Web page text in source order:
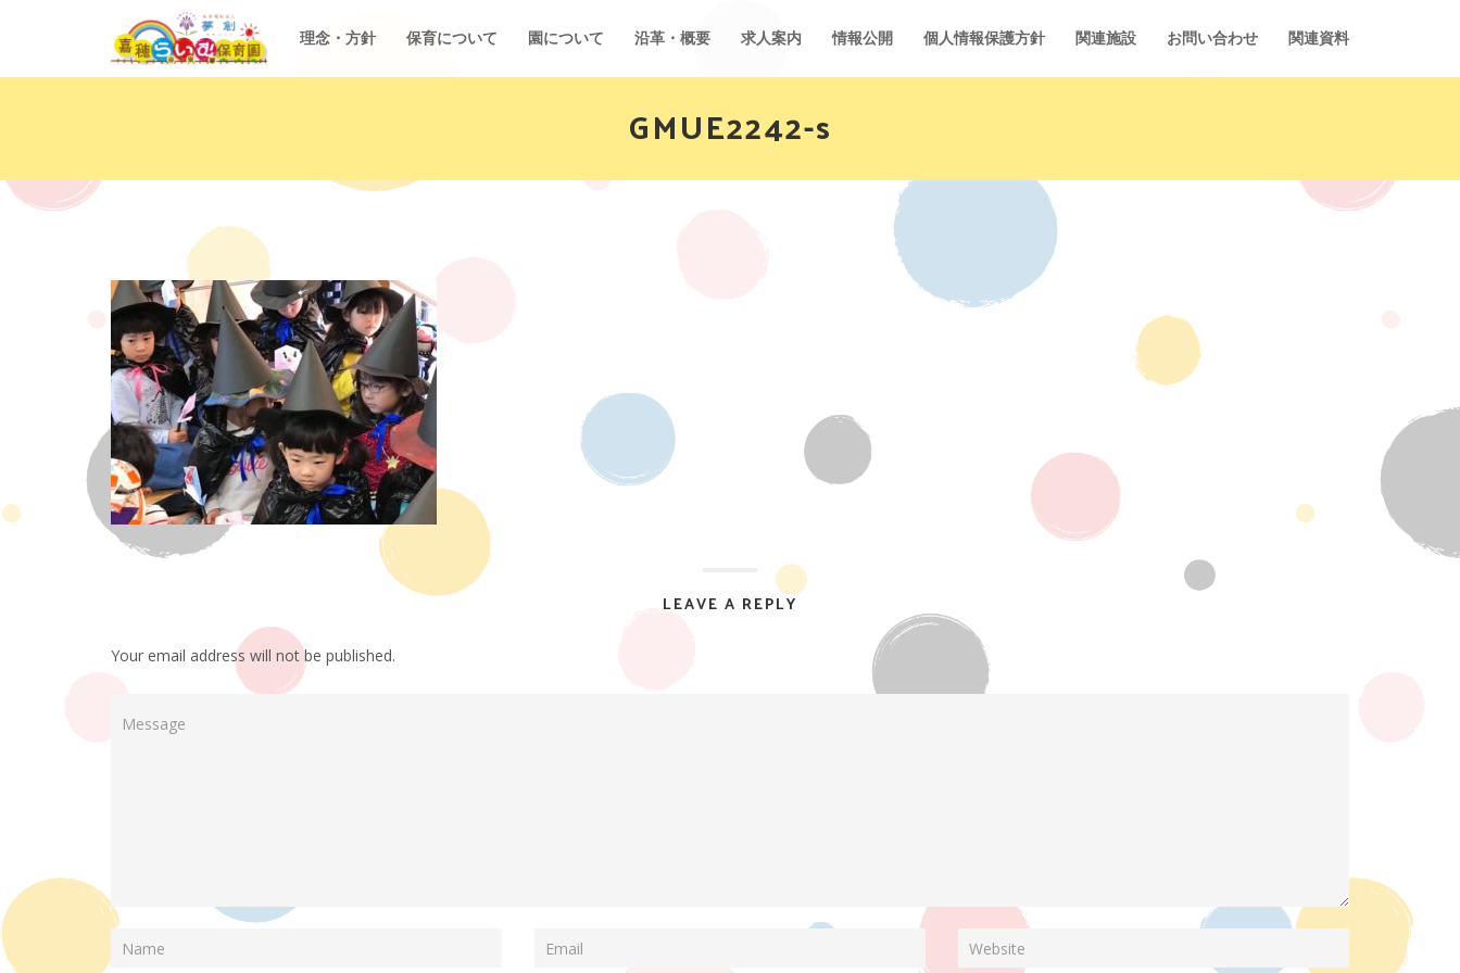
理念・方針 保育について 園について 沿革・概要 求人案内 情報公開 個人情報保護方針 関連施設 お問い合わせ 関連資料
GMUE2242-s
LEAVE A REPLY
Your email address will not be published.